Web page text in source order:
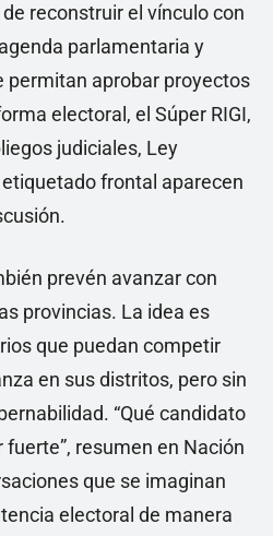
reconstruir el vínculo con
parlamentaria y
permitan aprobar proyectos
electoral, el Súper RIGI,
judiciales, Ley
frontal aparecen
prevén avanzar con
provincias. La idea es
que puedan competir
en sus distritos, pero sin
“Qué candidato
resumen en Nación
que se imaginan
electoral de manera